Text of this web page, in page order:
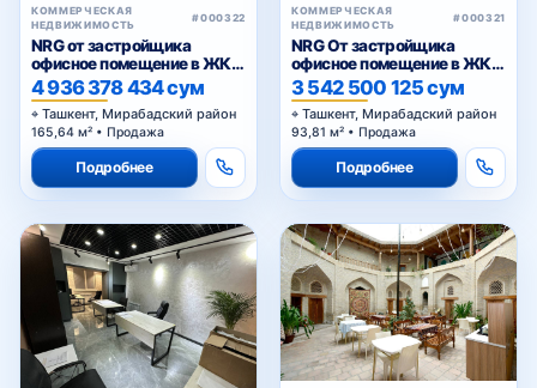
КОММЕРЧЕСКАЯ
НЕДВИЖИМОСТЬ
#000322
NRG от застройщика
офисное помещение в ЖК
«NRG Meros Business»
4 936 378 434 сум
Ташкент, Мирабадский район
165,64 м² • Продажа
Подробнее
КОММЕРЧЕСКАЯ
НЕДВИЖИМОСТЬ
#000321
NRG От застройщика
офисное помещение в ЖК
«NRG Meros Comfort»
3 542 500 125 сум
Ташкент, Мирабадский район
93,81 м² • Продажа
Подробнее